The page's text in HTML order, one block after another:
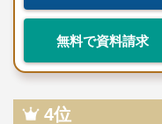
無料で資料請求
4位